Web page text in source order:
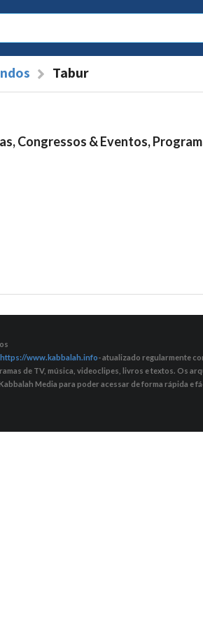
Tabur
Congressos & Eventos,
https://www.kabbalah.info- atualizado regularmente
de TV, música, videoclipes, livros e textos. Os
Media para poder acessar de forma rápida e